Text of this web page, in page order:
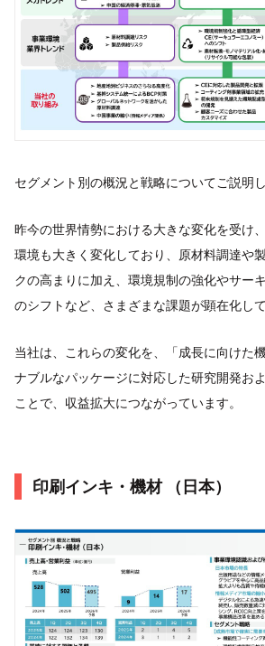
セグメント別の概況と戦略についてご説明し
昨今の世界情勢における大きな変化を受け
環境も大きく変化しており、原材料調達や
クの高まりに加え、環境規制の強化やサー
のシフトなど、さまざまな課題が顕在化して
当社は、これらの変化を、「成長に向けた
ナブルなパッケージに対応した研究開発お
ことで、収益拡大につながっています。
印刷インキ・機材 （日本）